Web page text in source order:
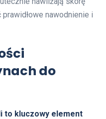
nawodnienie i
do
to kluczowy element